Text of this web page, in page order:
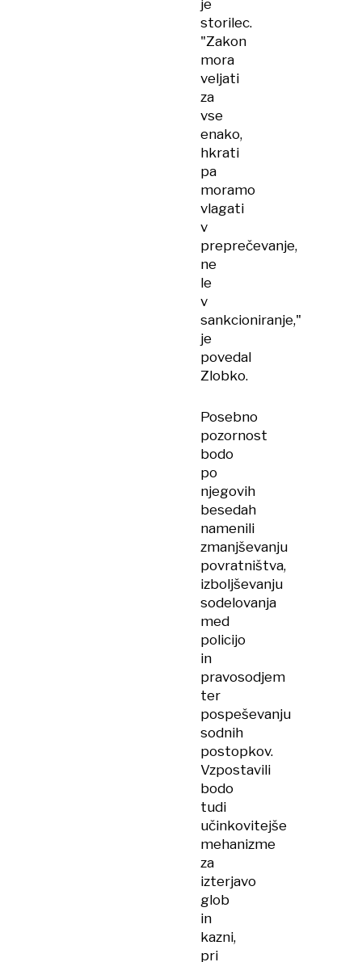
je
storilec.
"Zakon
mora
veljati
za
vse
enako,
hkrati
pa
moramo
vlagati
v
preprečevanje,
ne
le
v
sankcioniranje,"
je
povedal
Zlobko.
Posebno
pozornost
bodo
po
njegovih
besedah
namenili
zmanjševanju
povratništva,
izboljševanju
sodelovanja
med
policijo
in
pravosodjem
ter
pospeševanju
sodnih
postopkov.
Vzpostavili
bodo
tudi
učinkovitejše
mehanizme
za
izterjavo
glob
in
kazni,
pri